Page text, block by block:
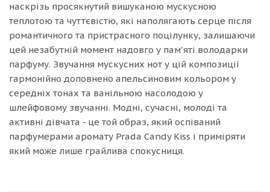
наскрізь просякнутий вишуканою мускусною
теплотою та чуттєвістю, які наполягають серце після
романтичного та пристрасного поцілунку, залишаючи
цей незабутній момент надовго у пам'яті володарки
парфуму. Звучання мускусних нот у цій композиції
гармонійно доповнено апельсиновим кольором у
середніх тонах та ванільною насолодою у
шлейфовому звучанні. Модні, сучасні, молоді та
активні дівчата - це той образ, який оспіваний
парфумерами аромату Prada Candy Kiss і приміряти
який може лише грайлива спокусниця.